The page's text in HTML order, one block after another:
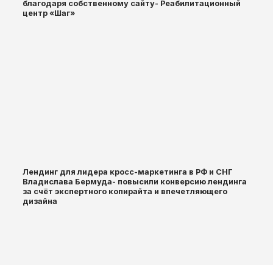
благодаря собственному сайту- Реабилитационный
центр «Шаг»
Лендинг для лидера кросс-маркетинга в РФ и СНГ
Владислава Бермуда- повысили конверсию лендинга
за счёт экспертного копирайта и впечетляющего
дизайна